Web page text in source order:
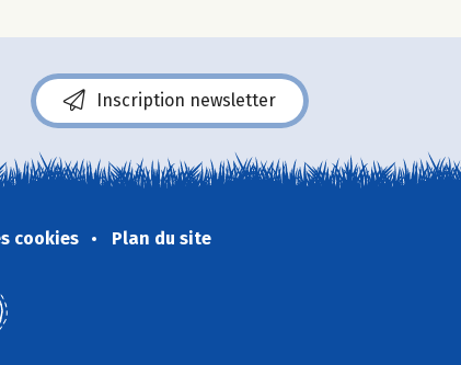
Inscription newsletter
cookies Plan du site